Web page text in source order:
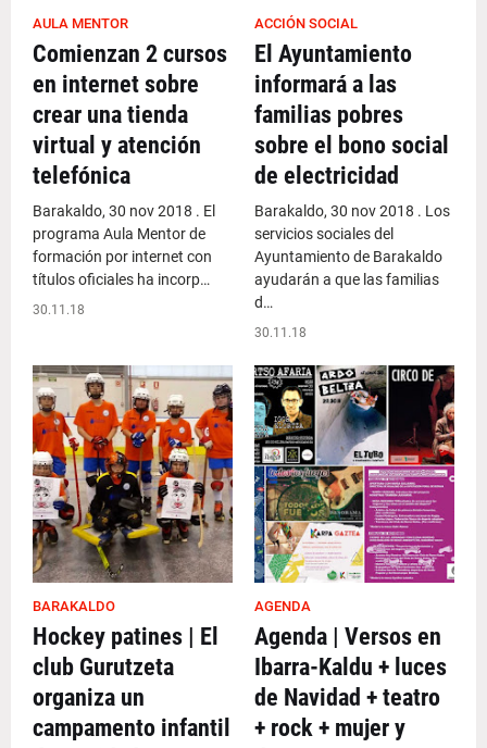
AULA MENTOR
Comienzan 2 cursos
en internet sobre
crear una tienda
virtual y atención
telefónica
Barakaldo, 30 nov 2018 . El
programa Aula Mentor de
formación por internet con
títulos oficiales ha incorp…
30.11.18
ACCIÓN SOCIAL
El Ayuntamiento
informará a las
familias pobres
sobre el bono social
de electricidad
Barakaldo, 30 nov 2018 . Los
servicios sociales del
Ayuntamiento de Barakaldo
ayudarán a que las familias
d…
30.11.18
BARAKALDO
Hockey patines | El
club Gurutzeta
organiza un
campamento infantil
AGENDA
Agenda | Versos en
Ibarra-Kaldu + luces
de Navidad + teatro
+ rock + mujer y